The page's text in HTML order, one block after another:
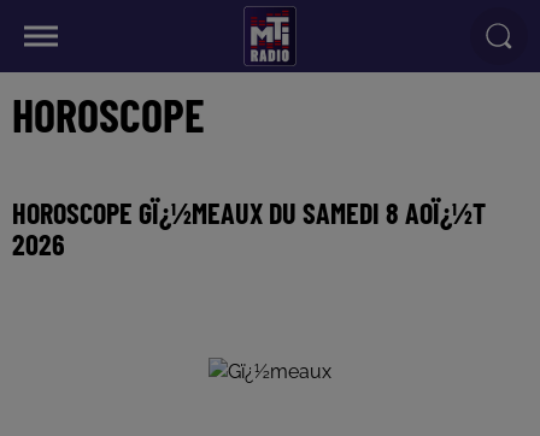
HOROSCOPE
HOROSCOPE GÏ¿½MEAUX DU SAMEDI 8 AOÏ¿½T
2026